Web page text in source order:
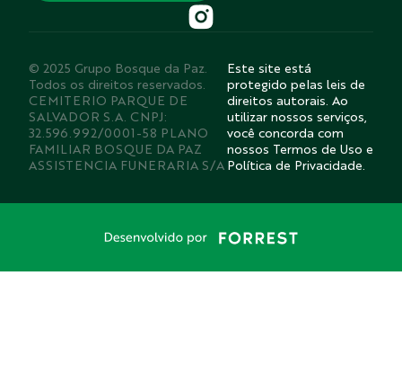
© 2025 Grupo Bosque da Paz.
Todos os direitos reservados.
CEMITERIO PARQUE DE
SALVADOR S.A. CNPJ:
32.596.992/0001-58 PLANO
FAMILIAR BOSQUE DA PAZ
ASSISTENCIA FUNERARIA S/A
Este site está
protegido pelas leis de
direitos autorais. Ao
utilizar nossos serviços,
você concorda com
nossos Termos de Uso e
Política de Privacidade.